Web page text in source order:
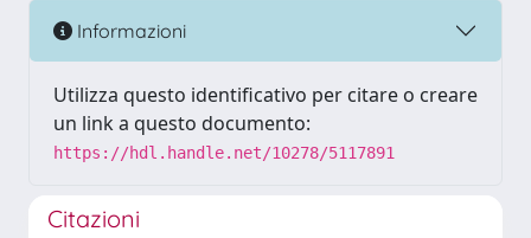
Informazioni
Utilizza questo identificativo per citare o creare
un link a questo documento:
https://hdl.handle.net/10278/5117891
Citazioni